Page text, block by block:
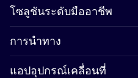
โซลูชันระดับมืออาชีพ
การนำทาง
แอปอุปกรณ์เคลื่อนที่